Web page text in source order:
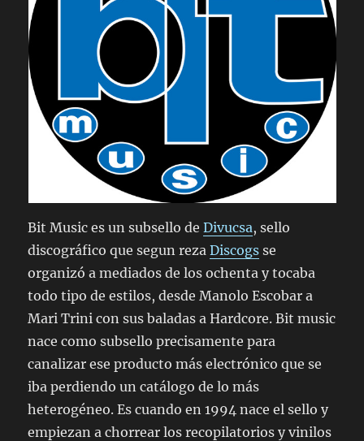
Bit Music es un subsello deDivucsa, sello
discográfico que segun rezaDiscogs se
organizó a mediados de los ochenta y tocaba
todo tipo de estilos, desde Manolo Escobar a
Mari Trini con sus baladas a Hardcore. Bit music
nace como subsello precisamente para
canalizar ese producto más electrónico que se
iba perdiendo un catálogo de lo más
heterogéneo. Es cuando en 1994 nace el sello y
empiezan a chorrear los recopilatorios y vinilos